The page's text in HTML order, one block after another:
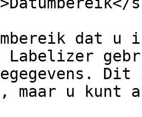
dat
maar u kunt